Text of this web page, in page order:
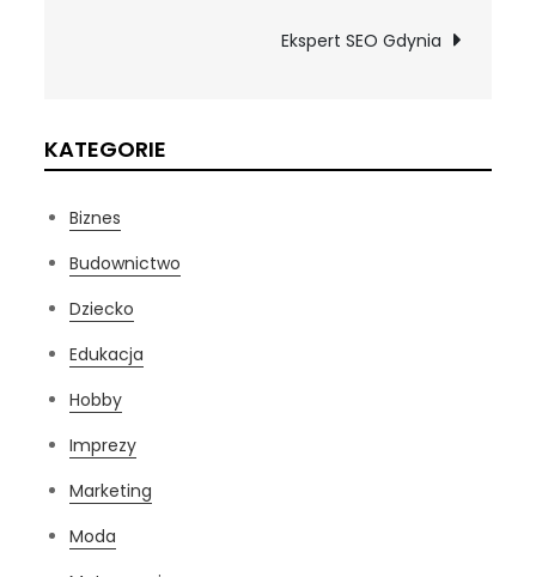
Ekspert SEO Gdynia
KATEGORIE
Biznes
Budownictwo
Dziecko
Edukacja
Hobby
Imprezy
Marketing
Moda